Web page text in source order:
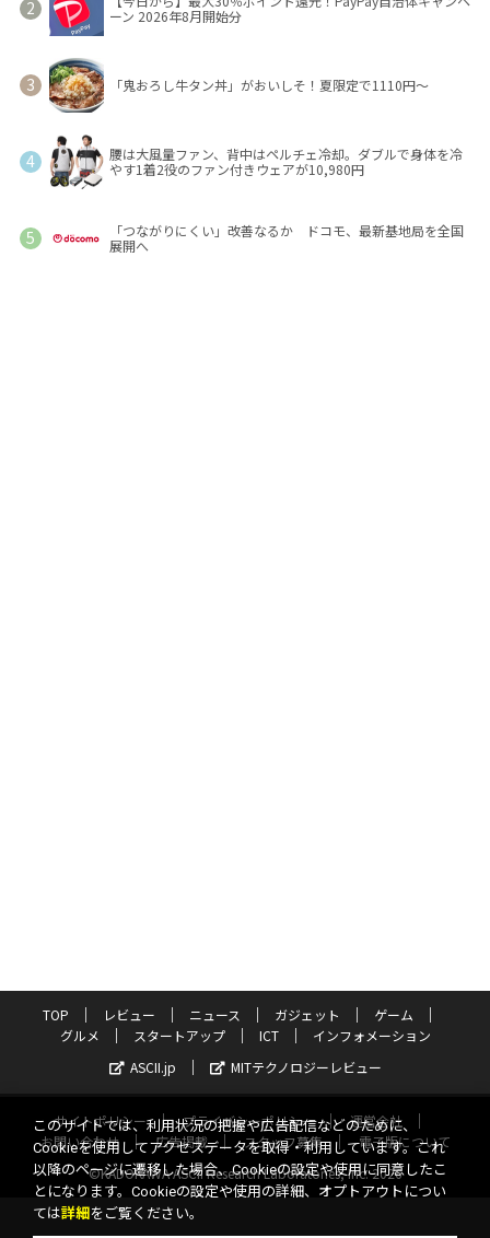
ーン 2026年8月開始分
「鬼おろし牛タン丼」がおいしそ！夏限定で1110円～
腰は大風量ファン、背中はペルチェ冷却。ダブルで身体を冷
やす1着2役のファン付きウェアが10,980円
「つながりにくい」改善なるか ドコモ、最新基地局を全国
展開へ
TOP レビュー ニュース ガジェット
ゲーム
グルメ
スタートアップ ICT
インフォメーション
ASCII.jp
MITテクノロジーレビュー
サイトポリシー プライバシーポリシー
運営会社
お問い合わせ
広告掲載 スタッフ募集
電子版について
©KADOKAWA ASCII Research Laboratories, Inc. 2026
このサイトでは、利用状況の把握や広告配信などのために、
Cookieを使用してアクセスデータを取得・利用しています。これ
以降のページに遷移した場合、Cookieの設定や使用に同意したこ
とになります。Cookieの設定や使用の詳細、オプトアウトについ
ては詳細 をご覧ください。